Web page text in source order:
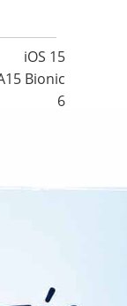
iOS 15
Bionic
6
depth)
(SL 3D)